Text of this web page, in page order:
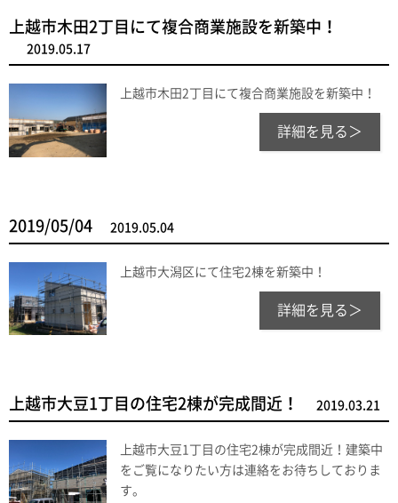
上越市木田2丁目にて複合商業施設を新築中！
2019.05.17
上越市木田2丁目にて複合商業施設を新築中！
詳細を見る＞
2019/05/04 2019.05.04
上越市大潟区にて住宅2棟を新築中！
詳細を見る＞
上越市大豆1丁目の住宅2棟が完成間近！ 2019.03.21
上越市大豆1丁目の住宅2棟が完成間近！建築中
をご覧になりたい方は連絡をお待ちしておりま
す。